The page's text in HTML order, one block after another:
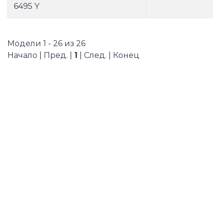
6495 Y
Модели 1 - 26 из 26
Начало | Пред. | 1 | След. | Конец